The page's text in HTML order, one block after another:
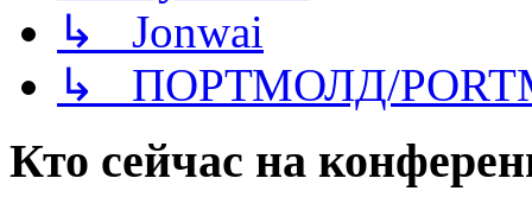
↳ Jonwai
↳ ПОРТМОЛД/
Кто сейчас на